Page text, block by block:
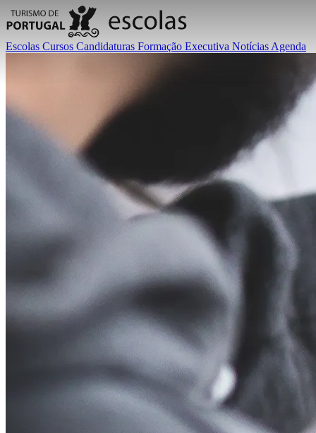
Escolas Cursos Candidaturas Formação Executiva Notícias Agenda